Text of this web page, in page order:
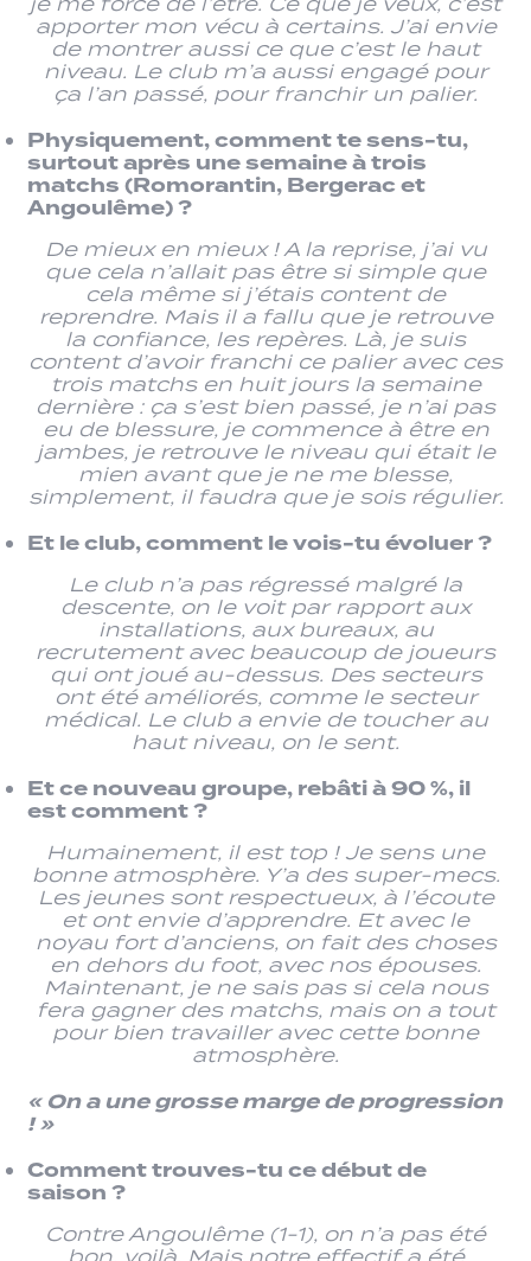
apporter mon vécu à certains. J’ai envie
de montrer aussi ce que c’est le haut
niveau. Le club m’a aussi engagé pour
ça l’an passé, pour franchir un palier.
Physiquement, comment te sens-tu,
surtout après une semaine à trois
matchs (Romorantin, Bergerac et
Angoulême) ?
De mieux en mieux ! A la reprise, j’ai vu
que cela n’allait pas être si simple que
cela même si j’étais content de
reprendre. Mais il a fallu que je retrouve
la confiance, les repères. Là, je suis
content d’avoir franchi ce palier avec ces
trois matchs en huit jours la semaine
dernière : ça s’est bien passé, je n’ai pas
eu de blessure, je commence à être en
jambes, je retrouve le niveau qui était le
mien avant que je ne me blesse,
simplement, il faudra que je sois régulier.
Et le club, comment le vois-tu évoluer ?
Le club n’a pas régressé malgré la
descente, on le voit par rapport aux
installations, aux bureaux, au
recrutement avec beaucoup de joueurs
qui ont joué au-dessus. Des secteurs
ont été améliorés, comme le secteur
médical. Le club a envie de toucher au
haut niveau, on le sent.
Et ce nouveau groupe, rebâti à 90 %, il
est comment ?
Humainement, il est top ! Je sens une
bonne atmosphère. Y’a des super-mecs.
Les jeunes sont respectueux, à l’écoute
et ont envie d’apprendre. Et avec le
noyau fort d’anciens, on fait des choses
en dehors du foot, avec nos épouses.
Maintenant, je ne sais pas si cela nous
fera gagner des matchs, mais on a tout
pour bien travailler avec cette bonne
atmosphère.
« On a une grosse marge de progression
! »
Comment trouves-tu ce début de
saison ?
Contre Angoulême (1-1), on n’a pas été